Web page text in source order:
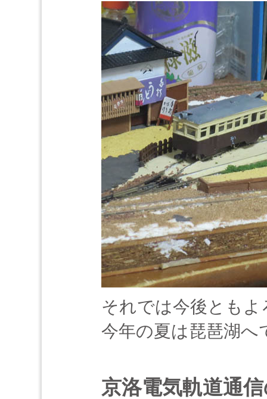
それでは今後とも
今年の夏は琵琶湖
京洛電気軌道通